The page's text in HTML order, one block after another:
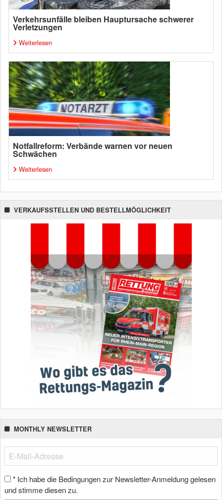
Verkehrsunfälle bleiben Hauptursache schwerer
Verletzungen
Weiterlesen
Notfallreform: Verbände warnen vor neuen
Schwächen
Weiterlesen
VERKAUFSSTELLEN UND BESTELLMÖGLICHKEIT
MONTHLY NEWSLETTER
* Ich habe die Bedingungen zur Newsletter-Anmeldung gelesen
und stimme diesen zu.